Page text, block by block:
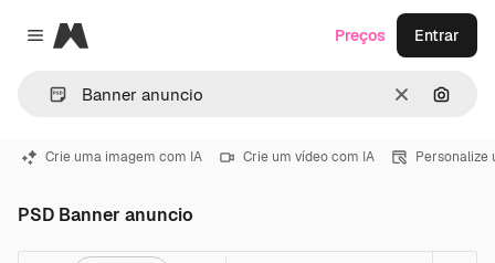
Close menu
Magnific
Limpar
Preços Entrar
Crie uma imagem com IA Crie um vídeo com IA Personalize
PSD Banner anuncio